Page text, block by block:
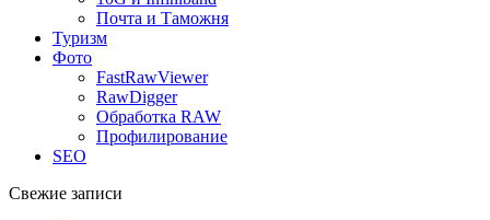
Почта и Таможня
Туризм
Фото
FastRawViewer
RawDigger
Обработка RAW
Профилирование
SEO
Свежие записи